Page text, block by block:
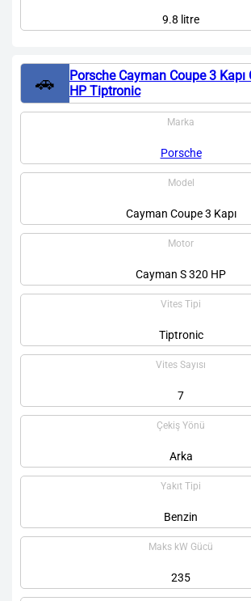
9.8 litre
🚗
Porsche Cayman Coupe 3
HP Tiptronic
Marka
Porsche
Model
Cayman Coupe 3 Kapı
Motor
Cayman S 320 HP
Vites Tipi
Tiptronic
Vites Sayısı
7
Çekiş Yönü
Arka
Yakıt Tipi
Benzin
Maks kW Gücü
235